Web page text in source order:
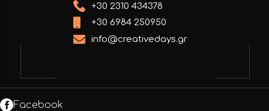
+30 2310 434378
+30 6984 250950
info@creativedays.gr
Facebook